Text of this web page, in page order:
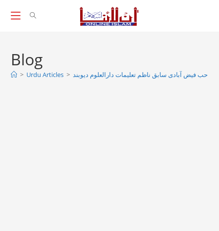
Blog
> Urdu Articles > فیض آبادی سابق ناظم تعلیمات دارالعلوم دیوبند